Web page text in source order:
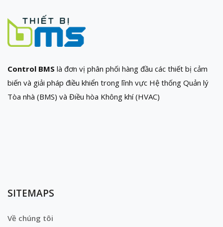
Control BMS là đơn vị phân phối hàng đầu các thiết bị cảm
biến và giải pháp điều khiển trong lĩnh vực Hệ thống Quản lý
Tòa nhà (BMS) và Điều hòa Không khí (HVAC)
SITEMAPS
Về chúng tôi